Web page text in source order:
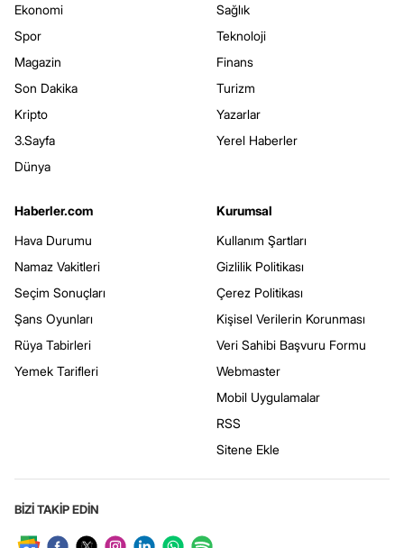
Ekonomi
Spor
Magazin
Son Dakika
Kripto
3.Sayfa
Dünya
Sağlık
Teknoloji
Finans
Turizm
Yazarlar
Yerel Haberler
Haberler.com
Hava Durumu
Namaz Vakitleri
Seçim Sonuçları
Şans Oyunları
Rüya Tabirleri
Yemek Tarifleri
Kurumsal
Kullanım Şartları
Gizlilik Politikası
Çerez Politikası
Kişisel Verilerin Korunması
Veri Sahibi Başvuru Formu
Webmaster
Mobil Uygulamalar
RSS
Sitene Ekle
BİZİ TAKİP EDİN